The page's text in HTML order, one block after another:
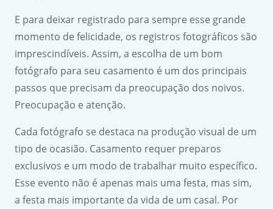
E para deixar registrado para sempre esse grande
momento de felicidade, os registros fotográficos são
imprescindíveis. Assim, a escolha de um bom
fotógrafo para seu casamento é um dos principais
passos que precisam da preocupação dos noivos.
Preocupação e atenção.
Cada fotógrafo se destaca na produção visual de um
tipo de ocasião. Casamento requer preparos
exclusivos e um modo de trabalhar muito específico.
Esse evento não é apenas mais uma festa, mas sim,
a festa mais importante da vida de um casal. Por